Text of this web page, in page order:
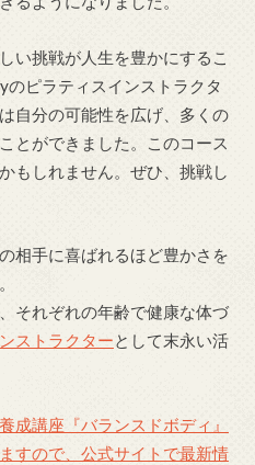
い挑戦が人生を豊かにするこ
のピラティスインストラクタ
自分の可能性を広げ、多くの
とができました。このコース
もしれません。ぜひ、挑戦し
相手に喜ばれるほど豊かさを
それぞれの年齢で健康な体づ
ストラクターとして末永い活
成講座『バランスドボディ』
すので、公式サイトで最新情